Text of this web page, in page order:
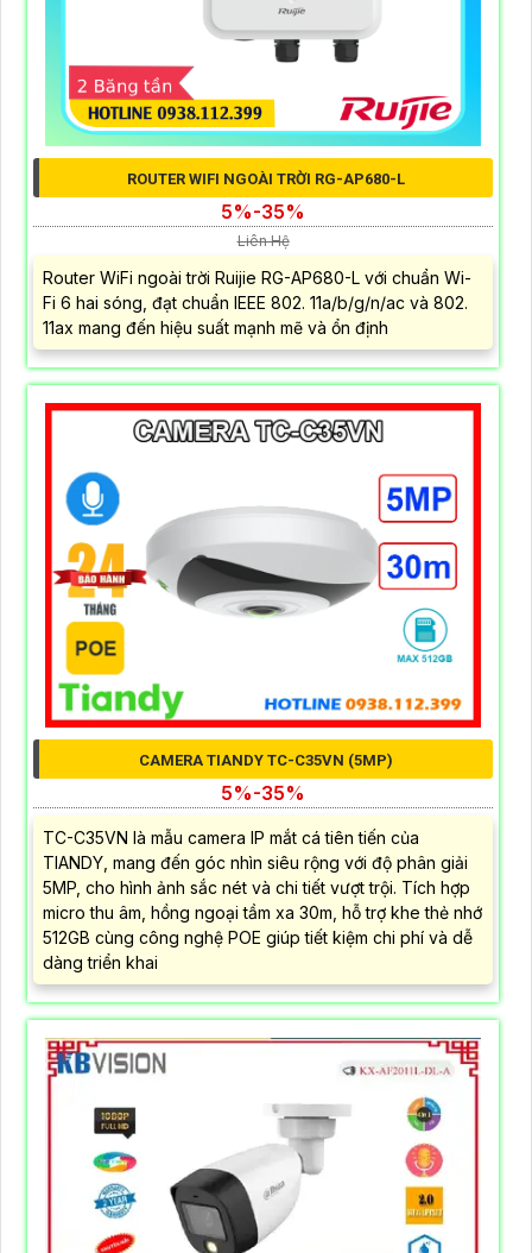
ROUTER WIFI NGOÀI TRỜI RG-AP680-L
5%-35%
Liên Hệ
Router WiFi ngoài trời Ruijie RG-AP680-L với chuẩn Wi-
Fi 6 hai sóng, đạt chuẩn IEEE 802. 11a/b/g/n/ac và 802.
11ax mang đến hiệu suất mạnh mẽ và ổn định
CAMERA TIANDY TC-C35VN (5MP)
5%-35%
TC-C35VN là mẫu camera IP mắt cá tiên tiến của
TIANDY, mang đến góc nhìn siêu rộng với độ phân giải
5MP, cho hình ảnh sắc nét và chi tiết vượt trội. Tích hợp
micro thu âm, hồng ngoại tầm xa 30m, hỗ trợ khe thẻ nhớ
512GB cùng công nghệ POE giúp tiết kiệm chi phí và dễ
dàng triển khai